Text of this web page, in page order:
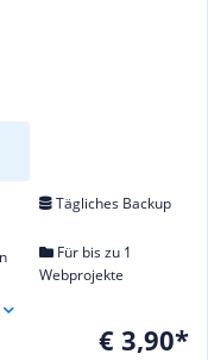
Tägliches Backup
Für bis zu 1
Webprojekte
€ 3,90*